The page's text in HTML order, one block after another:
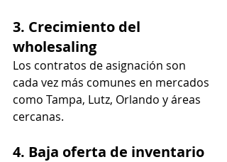
3. Crecimiento del
wholesaling
Los contratos de asignación son
cada vez más comunes en mercados
como Tampa, Lutz, Orlando y áreas
cercanas.
4. Baja oferta de inventario